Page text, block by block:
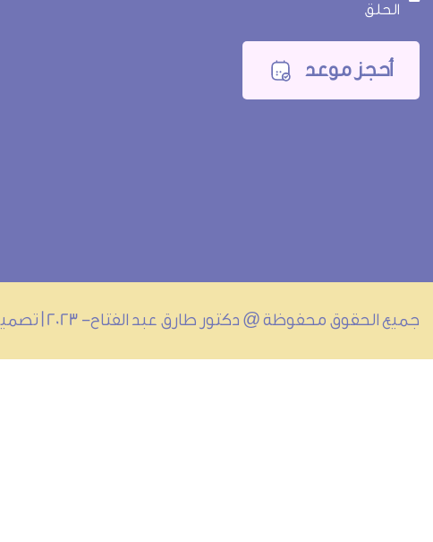
الحلق
أحجز موعد
جميع الحقوق محفوظة @ دكتور طارق عبد الفتاح- 2023 | تصميم وتطوير @